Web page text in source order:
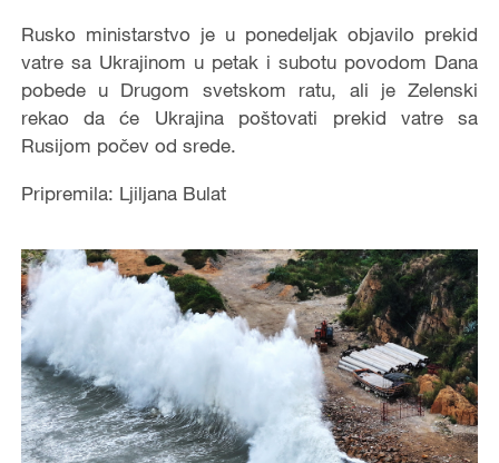
Rusko ministarstvo je u ponedeljak objavilo prekid
vatre sa Ukrajinom u petak i subotu povodom Dana
pobede u Drugom svetskom ratu, ali je Zelenski
rekao da će Ukrajina poštovati prekid vatre sa
Rusijom počev od srede.
Pripremila: Ljiljana Bulat